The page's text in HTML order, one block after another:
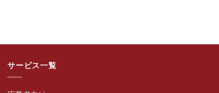
サービス一覧